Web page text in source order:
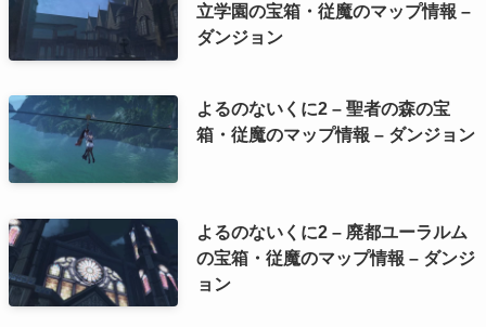
立学園の宝箱・従魔のマップ情報 –
ダンジョン
よるのないくに2 – 聖者の森の宝
箱・従魔のマップ情報 – ダンジョン
よるのないくに2 – 廃都ユーラルム
の宝箱・従魔のマップ情報 – ダンジ
ョン